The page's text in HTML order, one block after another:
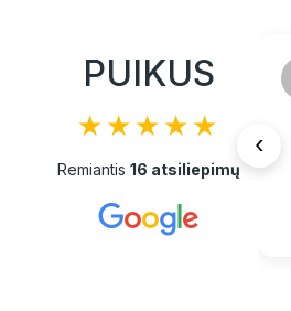
PUIKUS
★★★★★
Remiantis 16 atsiliepimų
‹